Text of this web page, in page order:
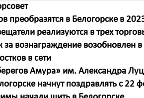
преобразятся в Белогорске в
реализуются в трех
вознаграждение возобновлен
в сети
Амура» им. Александра
начнут поздравлять с 22